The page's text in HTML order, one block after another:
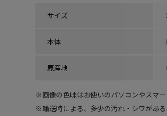
サイズ
本体
原産地
※画像の色味はお使いのパソコンやスマ
※輸送時による、多少の汚れ・シワがあ